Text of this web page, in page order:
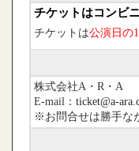
チケットはコンビ
チケットは公演日の
株式会社A・R・A
E-mail： ticket@a-
※お問合せは勝手な